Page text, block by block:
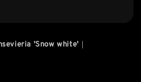
'Snow white'